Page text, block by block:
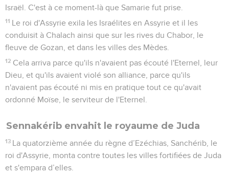
Israël. C'est à ce moment-là que Samarie fut prise.
11 Le roi d'Assyrie exila les Israélites en Assyrie et il les
conduisit à Chalach ainsi que sur les rives du Chabor, le
fleuve de Gozan, et dans les villes des Mèdes.
12 Cela arriva parce qu'ils n'avaient pas écouté l'Eternel, leur
Dieu, et qu'ils avaient violé son alliance, parce qu'ils
n'avaient pas écouté ni mis en pratique tout ce qu'avait
ordonné Moïse, le serviteur de l'Eternel.
Sennakérib envahit le royaume de Juda
13 La quatorzième année du règne d’Ezéchias, Sanchérib, le
roi d'Assyrie, monta contre toutes les villes fortifiées de Juda
et s'empara d’elles.